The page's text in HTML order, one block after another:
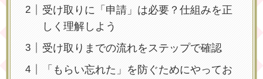
受け取りに「申請」は必要？仕組みを正
しく理解しよう
受け取りまでの流れをステップで確認
「もらい忘れた」を防ぐためにやってお